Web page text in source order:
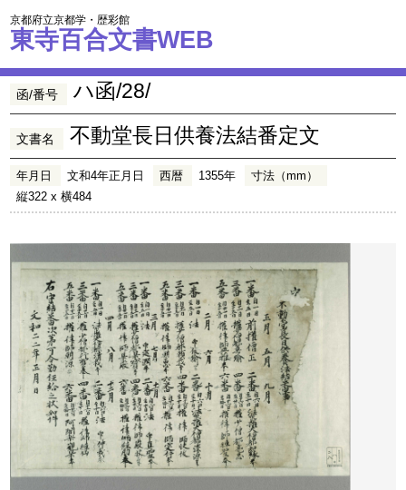
京都府立京都学・歴彩館
東寺百合文書WEB
函/番号 ハ函/28/
文書名 不動堂長日供養法結番定文
年月日 文和4年正月日 西暦 1355年
寸法（mm）
縦322 x 横484